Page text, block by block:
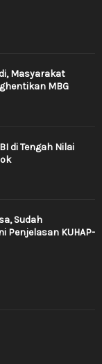
Masyarakat
MBG
di Tengah Nilai
Sudah
Penjelasan KUHAP-